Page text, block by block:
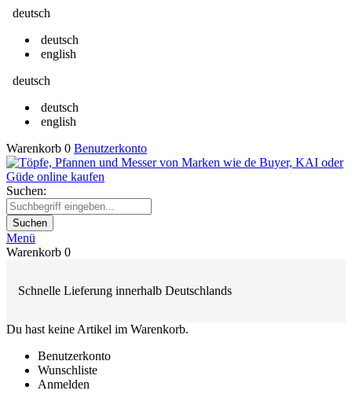
deutsch
deutsch
english
deutsch
deutsch
english
Warenkorb 0 Benutzerkonto
Suchen:
Suchen
Menü
Warenkorb 0
Schnelle Lieferung innerhalb Deutschlands
Du hast keine Artikel im Warenkorb.
Benutzerkonto
Wunschliste
Anmelden